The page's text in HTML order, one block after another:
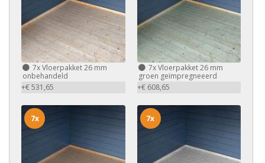
7xVloerpakket 26 mm
onbehandeld
+€ 531,65
7xVloerpakket 26 mm
groen geïmpregneeerd
+€ 608,65
7x 7x